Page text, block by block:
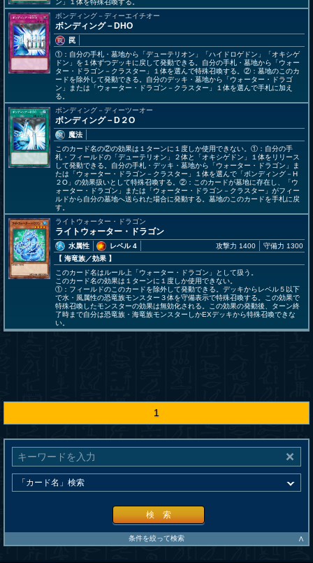
ン」１体を特殊召喚する。
ボンディング－ディーエイチオー
ボンディング－DHO
罠
①：自分の手札・墓地から「デューテリオン」「ハイドロゲドン」「オキシゲ
ドン」を１体ずつデッキに戻して発動できる。自分の手札・墓地から「ウォー
ター・ドラゴン－クラスター」１体を選んで特殊召喚する。②：墓地のこのカ
ードを除外して発動できる。自分のデッキ・墓地から「ウォーター・ドラゴ
ン」または「ウォーター・ドラゴン－クラスター」１体を選んで手札に加え
る。
ボンディング－ディーツーオー
ボンディング－D２O
魔法
このカード名の②の効果は１ターンに１度しか使用できない。①：自分の手
札・フィールドの「デューテリオン」２体と「オキシゲドン」１体をリリース
して発動できる。自分の手札・デッキ・墓地から「ウォーター・ドラゴン」ま
たは「ウォーター・ドラゴン－クラスター」１体を選んで「ボンディング－H
２O」の効果扱いとして特殊召喚する。②：このカードが墓地に存在し、「ウ
ォーター・ドラゴン」または「ウォーター・ドラゴン－クラスター」がフィー
ルドから自分の墓地へ送られた場合に発動する。墓地のこのカードを手札に戻
す。
ライトウォーター・ドラゴン
ライトウォーター・ドラゴン
水属性
レベル 4
【 海竜族／効果 】
攻撃力 1400 守備力 1300
このカード名はルール上「ウォーター・ドラゴン」として扱う。
このカード名の効果は１ターンに１度しか使用できない。
①：フィールドのこのカードを除外して発動できる。デッキからレベル５以下
で水・風属性の恐竜族モンスター３体を守備表示で特殊召喚する。この効果で
特殊召喚したモンスターの効果は無効化される。この効果の発動後、ターン終
了時まで自分は恐竜族・海竜族モンスターしかEXデッキから特殊召喚できな
い。
1
検 索
条件を絞って検索 ∧